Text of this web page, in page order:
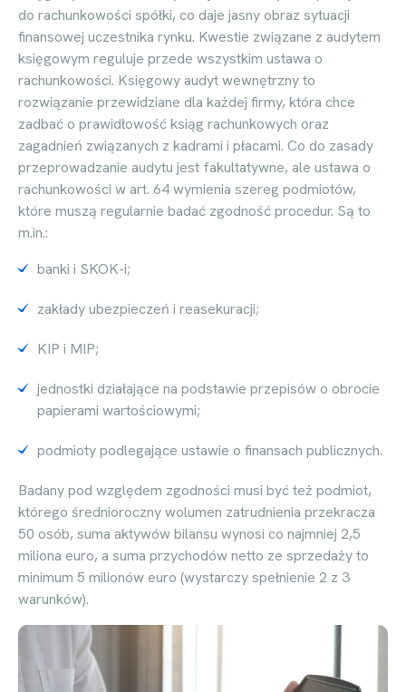
do rachunkowości spółki, co daje jasny obraz sytuacji
finansowej uczestnika rynku. Kwestie związane z audytem
księgowym reguluje przede wszystkim ustawa o
rachunkowości. Księgowy audyt wewnętrzny to
rozwiązanie przewidziane dla każdej firmy, która chce
zadbać o prawidłowość ksiąg rachunkowych oraz
zagadnień związanych z kadrami i płacami. Co do zasady
przeprowadzanie audytu jest fakultatywne, ale ustawa o
rachunkowości w art. 64 wymienia szereg podmiotów,
które muszą regularnie badać zgodność procedur. Są to
m.in.:
banki i SKOK-i;
zakłady ubezpieczeń i reasekuracji;
KIP i MIP;
jednostki działające na podstawie przepisów o obrocie
papierami wartościowymi;
podmioty podlegające ustawie o finansach publicznych.
Badany pod względem zgodności musi być też podmiot,
którego średnioroczny wolumen zatrudnienia przekracza
50 osób, suma aktywów bilansu wynosi co najmniej 2,5
miliona euro, a suma przychodów netto ze sprzedaży to
minimum 5 milionów euro (wystarczy spełnienie 2 z 3
warunków).